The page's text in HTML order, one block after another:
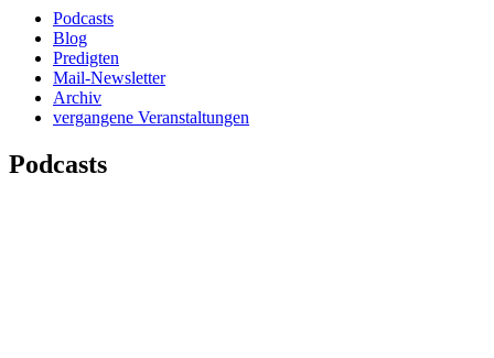
Podcasts
Blog
Predigten
Mail-Newsletter
Archiv
vergangene Veranstaltungen
Podcasts